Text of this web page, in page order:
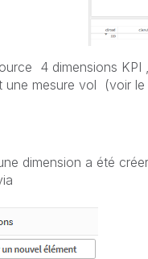
4 dimensions KPI
une mesure vol (voir
dimension a été créer